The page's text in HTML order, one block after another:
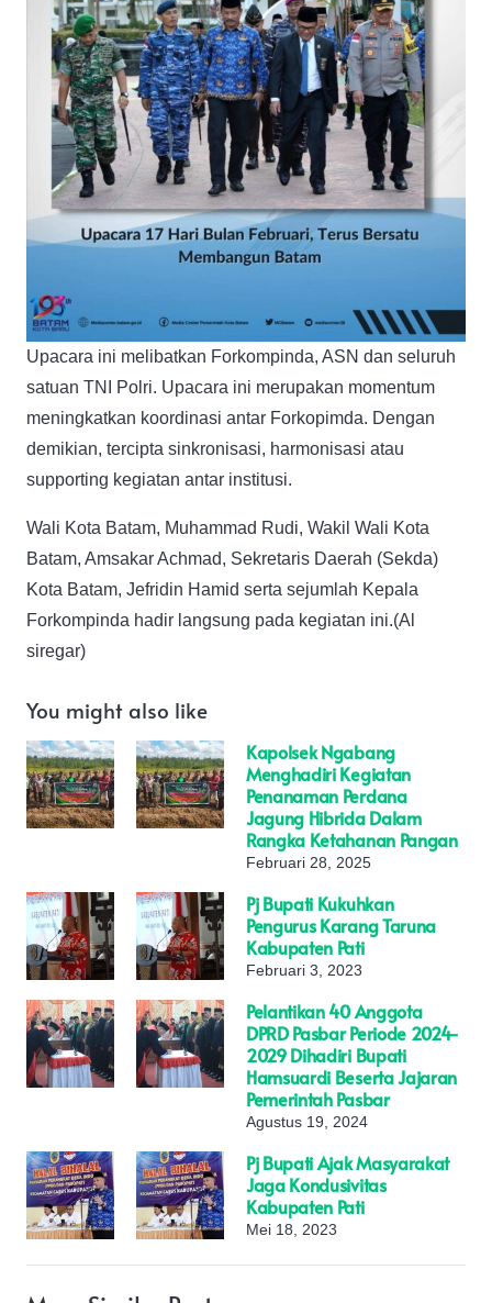
Upacara ini melibatkan Forkompinda, ASN dan seluruh
satuan TNI Polri. Upacara ini merupakan momentum
meningkatkan koordinasi antar Forkopimda. Dengan
demikian, tercipta sinkronisasi, harmonisasi atau
supporting kegiatan antar institusi.
Wali Kota Batam, Muhammad Rudi, Wakil Wali Kota
Batam, Amsakar Achmad, Sekretaris Daerah (Sekda)
Kota Batam, Jefridin Hamid serta sejumlah Kepala
Forkompinda hadir langsung pada kegiatan ini.(Al
siregar)
You might also like
Kapolsek Ngabang
Menghadiri Kegiatan
Penanaman Perdana
Jagung Hibrida Dalam
Rangka Ketahanan Pangan
Februari 28, 2025
Pj Bupati Kukuhkan
Pengurus Karang Taruna
Kabupaten Pati
Februari 3, 2023
Pelantikan 40 Anggota
DPRD Pasbar Periode 2024-
2029 Dihadiri Bupati
Hamsuardi Beserta Jajaran
Pemerintah Pasbar
Agustus 19, 2024
Pj Bupati Ajak Masyarakat
Jaga Kondusivitas
Kabupaten Pati
Mei 18, 2023